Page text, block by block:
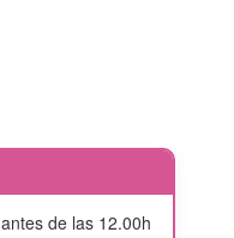
antes de las 12.00h